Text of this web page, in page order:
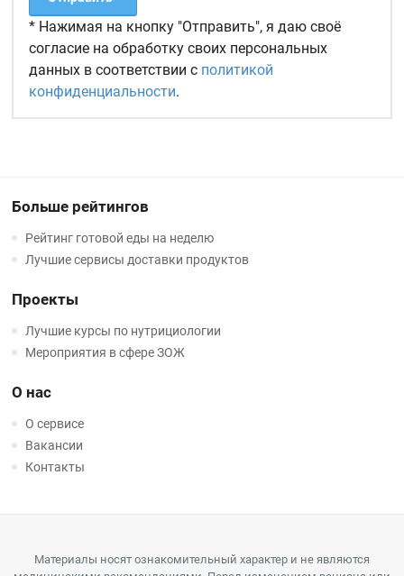
* Нажимая на кнопку "Отправить", я даю своё
согласие на обработку своих персональных
данных в соответствии с политикой
конфиденциальности.
Больше рейтингов
Рейтинг готовой еды на неделю
Лучшие сервисы доставки продуктов
Проекты
Лучшие курсы по нутрициологии
Мероприятия в сфере ЗОЖ
О нас
О сервисе
Вакансии
Контакты
Материалы носят ознакомительный характер и не являются